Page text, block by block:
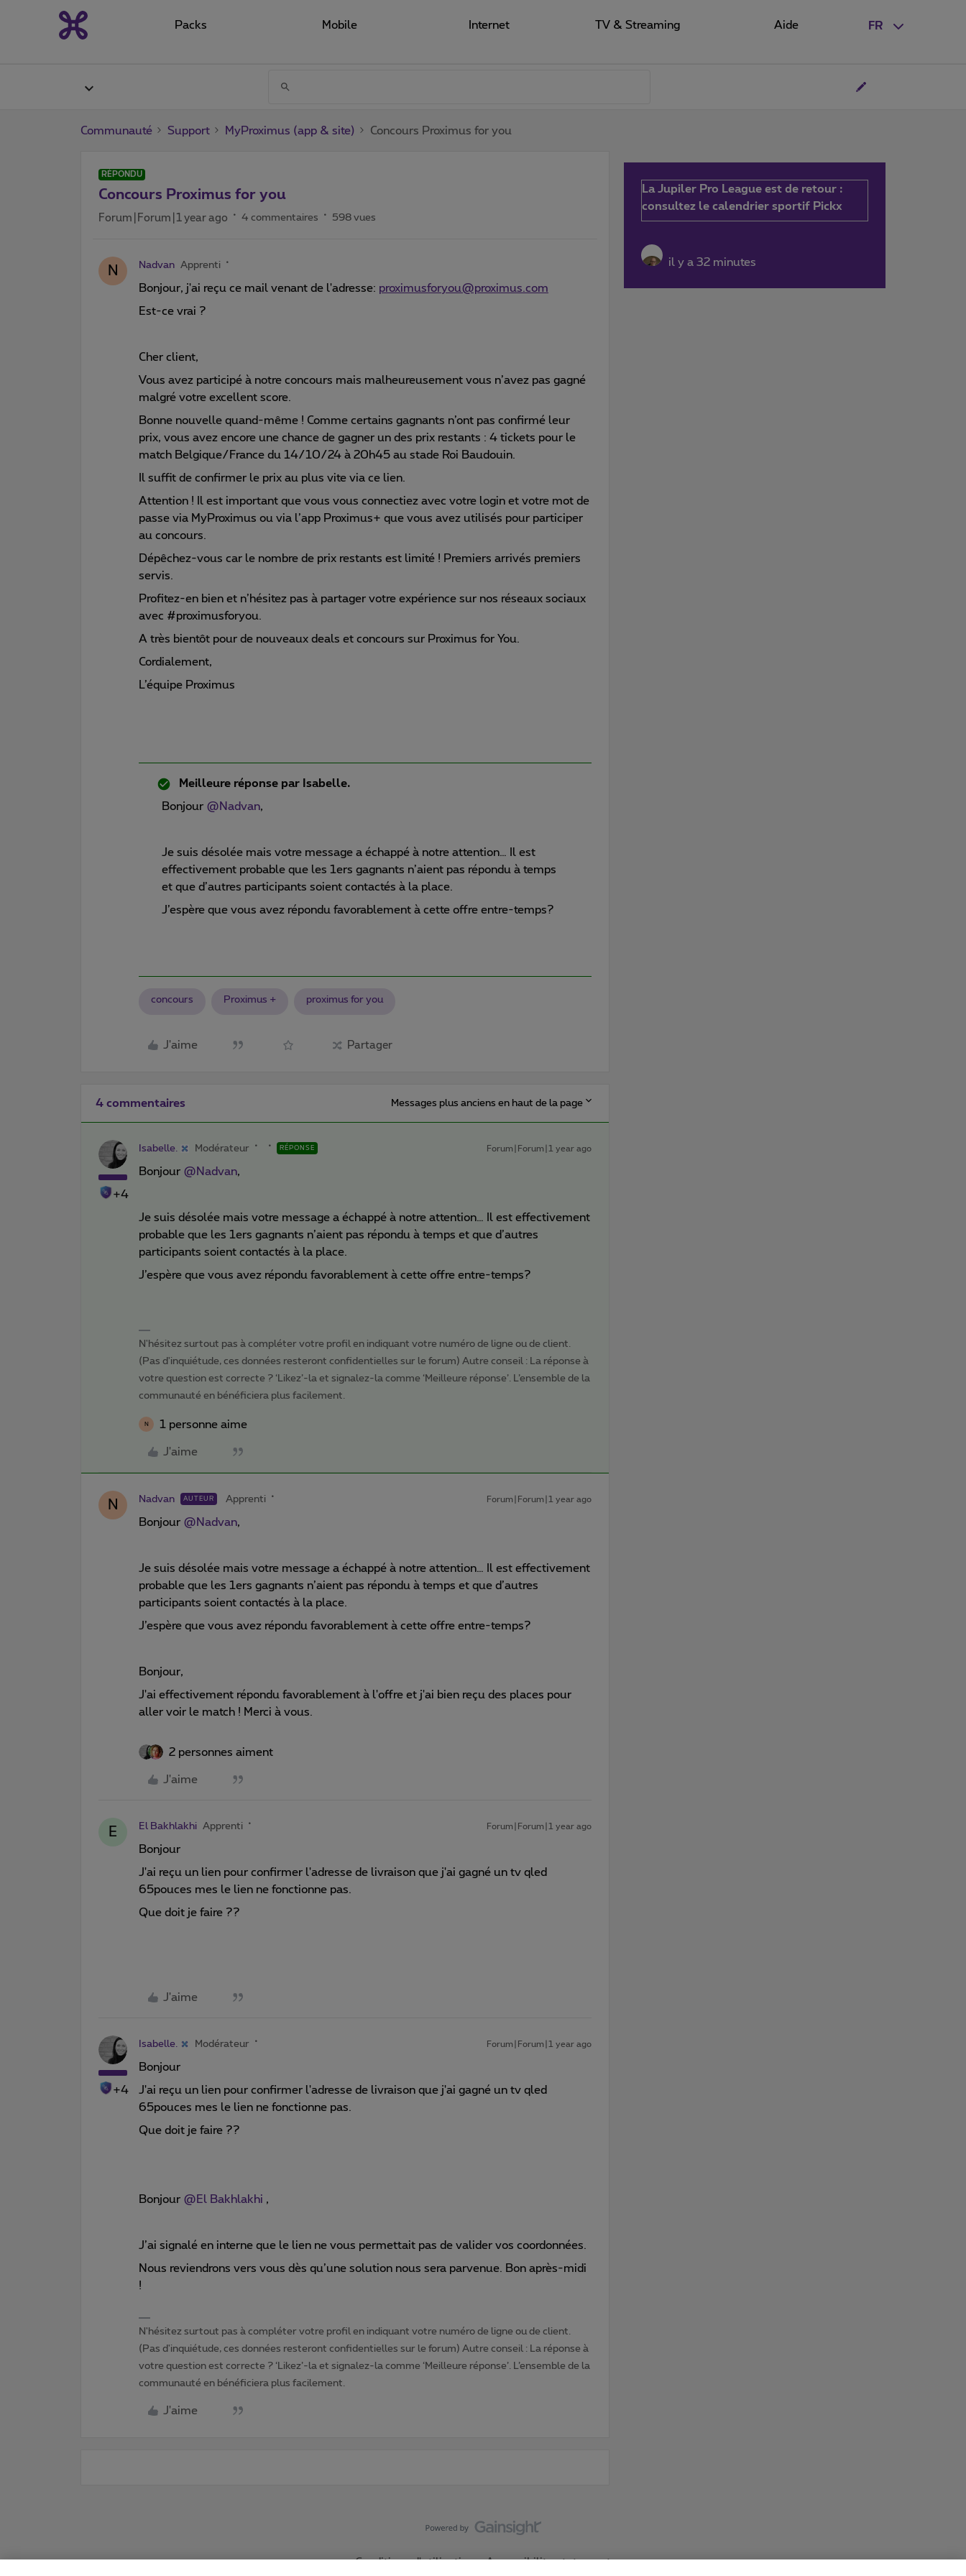
FR
Packs Mobile Internet TV & Streaming Aide
Communauté Support MyProximus (app & site) Concours Proximus for you
RÉPONDU
Concours Proximus for you
Forum|Forum|1 year ago 4 commentaires 598 vues
N Nadvan Apprenti
Bonjour, j'ai reçu ce mail venant de l'adresse: proximusforyou@proximus.com
Est-ce vrai ?
Cher client,
Vous avez participé à notre concours mais malheureusement vous n’avez pas gagné
malgré votre excellent score.
Bonne nouvelle quand-même ! Comme certains gagnants n’ont pas confirmé leur
prix, vous avez encore une chance de gagner un des prix restants : 4 tickets pour le
match Belgique/France du 14/10/24 à 20h45 au stade Roi Baudouin.
Il suffit de confirmer le prix au plus vite via ce lien.
Attention ! Il est important que vous vous connectiez avec votre login et votre mot de
passe via MyProximus ou via l’app Proximus+ que vous avez utilisés pour participer
au concours.
Dépêchez-vous car le nombre de prix restants est limité ! Premiers arrivés premiers
servis.
Profitez-en bien et n’hésitez pas à partager votre expérience sur nos réseaux sociaux
avec #proximusforyou.
A très bientôt pour de nouveaux deals et concours sur Proximus for You.
Cordialement,
L’équipe Proximus
Meilleure réponse par Isabelle.
Bonjour @Nadvan,
Je suis désolée mais votre message a échappé à notre attention… Il est
effectivement probable que les 1ers gagnants n’aient pas répondu à temps
et que d’autres participants soient contactés à la place.
J’espère que vous avez répondu favorablement à cette offre entre-temps?
concours Proximus + proximus for you
J'aime Partager
4 commentaires Messages plus anciens en haut de la page
+4
Isabelle. Modérateur RÉPONSE Forum|Forum|1 year ago
Bonjour @Nadvan,
Je suis désolée mais votre message a échappé à notre attention… Il est effectivement
probable que les 1ers gagnants n’aient pas répondu à temps et que d’autres
participants soient contactés à la place.
J’espère que vous avez répondu favorablement à cette offre entre-temps?
N'hésitez surtout pas à compléter votre profil en indiquant votre numéro de ligne ou de client.
(Pas d'inquiétude, ces données resteront confidentielles sur le forum) Autre conseil : La réponse à
votre question est correcte ? ‘Likez’-la et signalez-la comme ‘Meilleure réponse’. L’ensemble de la
communauté en bénéficiera plus facilement.
N 1 personne aime
J'aime
N Nadvan AUTEUR Apprenti Forum|Forum|1 year ago
Bonjour @Nadvan,
Je suis désolée mais votre message a échappé à notre attention… Il est effectivement
probable que les 1ers gagnants n’aient pas répondu à temps et que d’autres
participants soient contactés à la place.
J’espère que vous avez répondu favorablement à cette offre entre-temps?
Bonjour,
J'ai effectivement répondu favorablement à l'offre et j'ai bien reçu des places pour
aller voir le match ! Merci à vous.
2 personnes aiment
J'aime
E El Bakhlakhi Apprenti Forum|Forum|1 year ago
Bonjour
J'ai reçu un lien pour confirmer l'adresse de livraison que j'ai gagné un tv qled
65pouces mes le lien ne fonctionne pas.
Que doit je faire ??
J'aime
+4
Isabelle. Modérateur Forum|Forum|1 year ago
Bonjour
J'ai reçu un lien pour confirmer l'adresse de livraison que j'ai gagné un tv qled
65pouces mes le lien ne fonctionne pas.
Que doit je faire ??
Bonjour ​ @El Bakhlakhi ,
J’ai signalé en interne que le lien ne vous permettait pas de valider vos coordonnées.
Nous reviendrons vers vous dès qu’une solution nous sera parvenue. Bon après-midi
!
N'hésitez surtout pas à compléter votre profil en indiquant votre numéro de ligne ou de client.
(Pas d'inquiétude, ces données resteront confidentielles sur le forum) Autre conseil : La réponse à
votre question est correcte ? ‘Likez’-la et signalez-la comme ‘Meilleure réponse’. L’ensemble de la
communauté en bénéficiera plus facilement.
J'aime
La Jupiler Pro League est de retour :
consultez le calendrier sportif Pickx
il y a 32 minutes
Conditions d'utilisation Accessibility statement